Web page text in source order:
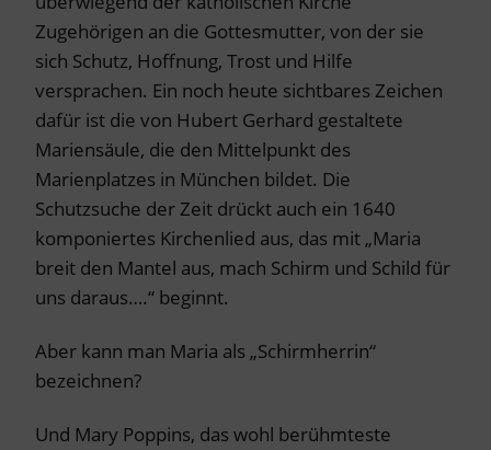
Zugehörigen an die Gottesmutter, von der sie
sich Schutz, Hoffnung, Trost und Hilfe
versprachen. Ein noch heute sichtbares Zeichen
dafür ist die von Hubert Gerhard gestaltete
Mariensäule, die den Mittelpunkt des
Marienplatzes in München bildet. Die
Schutzsuche der Zeit drückt auch ein 1640
komponiertes Kirchenlied aus, das mit „Maria
breit den Mantel aus, mach Schirm und Schild für
uns daraus….“ beginnt.
Aber kann man Maria als „Schirmherrin“
bezeichnen?
Und Mary Poppins, das wohl berühmteste